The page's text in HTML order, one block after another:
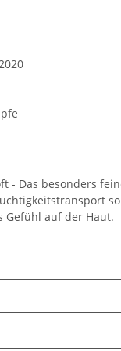
- Das besonders
Gefühl auf der Haut.